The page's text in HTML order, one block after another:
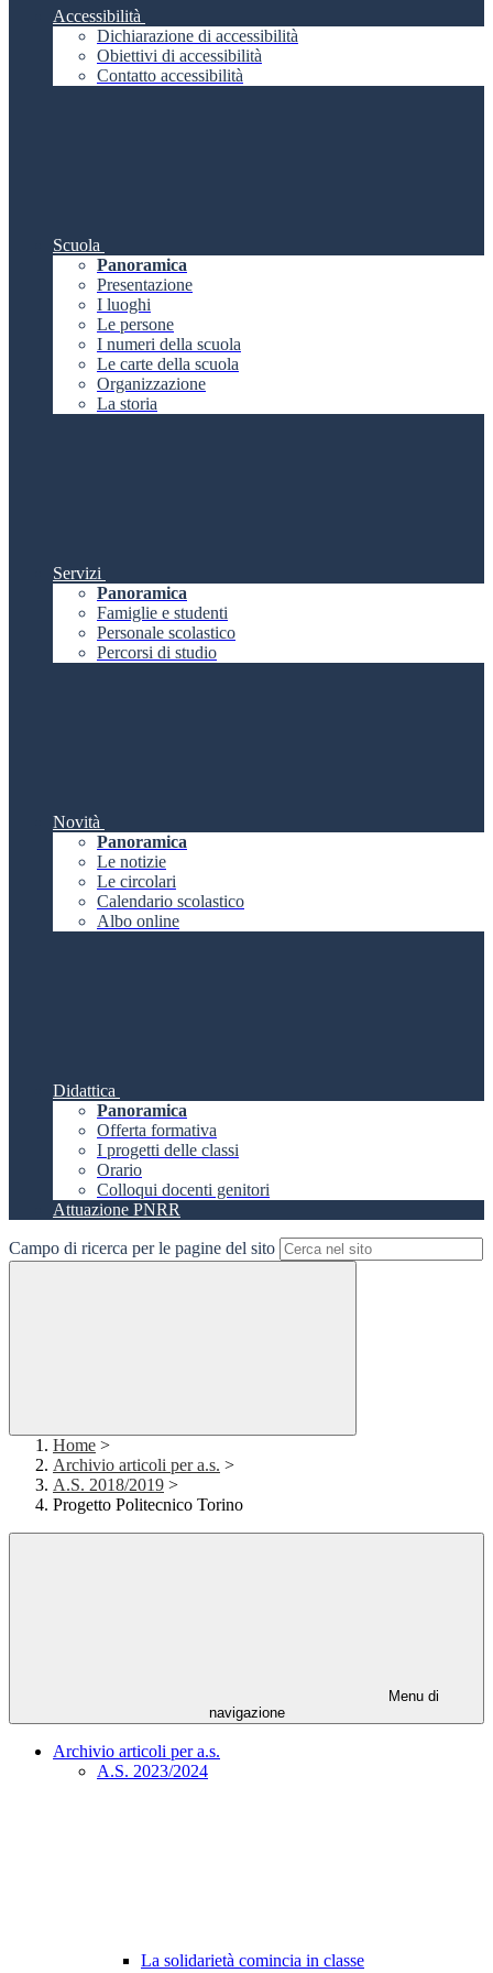
Accessibilità
Dichiarazione di accessibilità
Obiettivi di accessibilità
Contatto accessibilità
Scuola
Panoramica
Presentazione
I luoghi
Le persone
I numeri della scuola
Le carte della scuola
Organizzazione
La storia
Servizi
Panoramica
Famiglie e studenti
Personale scolastico
Percorsi di studio
Novità
Panoramica
Le notizie
Le circolari
Calendario scolastico
Albo online
Didattica
Panoramica
Offerta formativa
I progetti delle classi
Orario
Colloqui docenti genitori
Attuazione PNRR
Campo di ricerca per le pagine del sito
Home >
Archivio articoli per a.s. >
A.S. 2018/2019 >
Progetto Politecnico Torino
Menu di
navigazione
Archivio articoli per a.s.
A.S. 2023/2024
La solidarietà comincia in classe